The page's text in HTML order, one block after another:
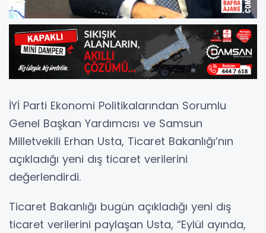
İYİ Parti Ekonomi Politikalarından Sorumlu
Genel Başkan Yardımcısı ve Samsun
Milletvekili Erhan Usta, Ticaret Bakanlığı’nın
açıkladığı yeni dış ticaret verilerini
değerlendirdi.
Ticaret Bakanlığı bugün açıkladığı yeni dış
ticaret verilerini paylaşan Usta, “Eylül ayında,